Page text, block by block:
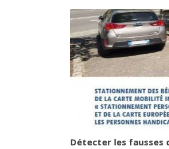
Détecter les